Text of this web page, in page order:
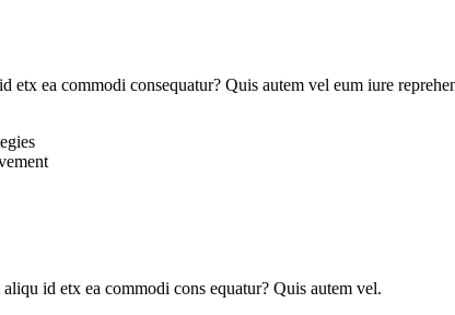
ea commodi consequatur? Quis autem vel eum iure
id etx ea commodi cons equatur? Quis autem vel.